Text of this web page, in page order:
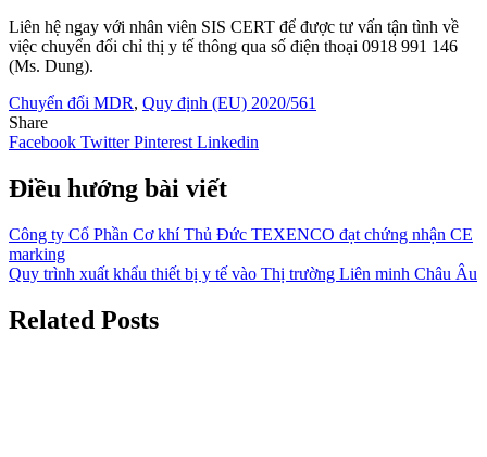
Liên hệ ngay với nhân viên SIS CERT để được tư vấn tận tình về
việc chuyển đổi chỉ thị y tế thông qua số điện thoại 0918 991 146
(Ms. Dung).
Chuyển đổi MDR, Quy định (EU) 2020/561
Share
Facebook TwitterPinterest Linkedin
Điều hướng bài viết
Công ty Cổ Phần Cơ khí Thủ Đức TEXENCO đạt chứng nhận CE
marking
Quy trình xuất khẩu thiết bị y tế vào Thị trường Liên minh Châu Âu
Related Posts